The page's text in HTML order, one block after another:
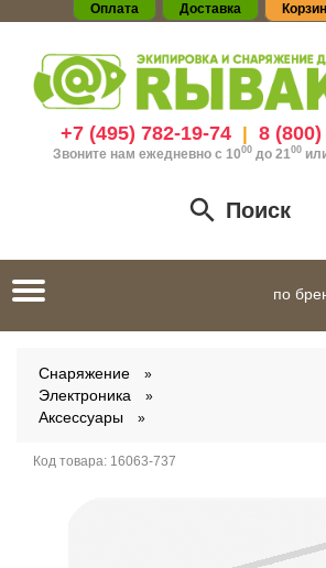
Оплата Доставка
+7 (495) 782-19-74| 8
Звоните нам ежедневно с 1000до 21 00
Поиск
Toggle
navigation
по
Снаряжение
Электроника
Аксессуары
Код товара: 16063-737